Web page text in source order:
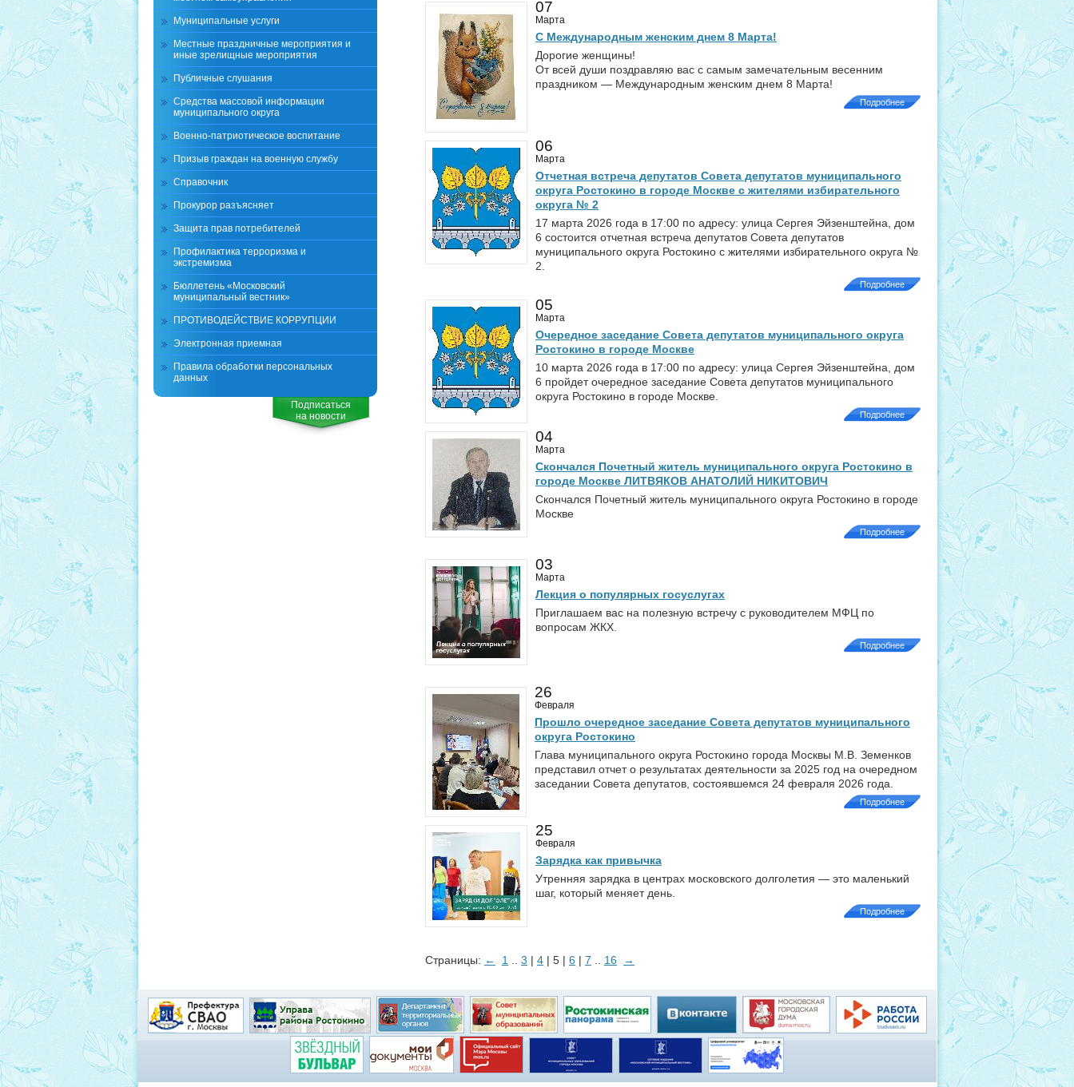
07
Марта
С Международным женским днем 8 Марта!
Дорогие женщины!
От всей души поздравляю вас с самым замечательным весенним
праздником — Международным женским днем 8 Марта!
Подробнее
06
Марта
Отчетная встреча депутатов Совета депутатов муниципального
округа Ростокино в городе Москве с жителями избирательного
округа № 2
17 марта 2026 года в 17:00 по адресу: улица Сергея Эйзенштейна, дом
6 состоится отчетная встреча депутатов Совета депутатов
муниципального округа Ростокино с жителями избирательного округа №
2.
Подробнее
05
Марта
Очередное заседание Совета депутатов муниципального округа
Ростокино в городе Москве
10 марта 2026 года в 17:00 по адресу: улица Сергея Эйзенштейна, дом
6 пройдет очередное заседание Совета депутатов муниципального
округа Ростокино в городе Москве.
Подробнее
04
Марта
Скончался Почетный житель муниципального округа Ростокино в
городе Москве ЛИТВЯКОВ АНАТОЛИЙ НИКИТОВИЧ
Скончался Почетный житель муниципального округа Ростокино в городе
Москве
Подробнее
03
Марта
Лекция о популярных госуслугах
Приглашаем вас на полезную встречу с руководителем МФЦ по
вопросам ЖКХ.
Подробнее
26
Февраля
Прошло очередное заседание Совета депутатов муниципального
округа Ростокино
Глава муниципального округа Ростокино города Москвы М.В. Земенков
представил отчет о результатах деятельности за 2025 год на очередном
заседании Совета депутатов, состоявшемся 24 февраля 2026 года.
Подробнее
25
Февраля
Зарядка как привычка
Утренняя зарядка в центрах московского долголетия — это маленький
шаг, который меняет день.
Подробнее
Страницы: ← 1 3 | 4 | 5 | 6 | 7 16 →
Муниципальные услуги
Местные праздничные мероприятия и
иные зрелищные мероприятия
Публичные слушания
Средства массовой информации
муниципального округа
Военно-патриотическое воспитание
Призыв граждан на военную службу
Справочник
Прокурор разъясняет
Защита прав потребителей
Профилактика терроризма и
экстремизма
Бюллетень «Московский
муниципальный вестник»
ПРОТИВОДЕЙСТВИЕ КОРРУПЦИИ
Электронная приемная
Правила обработки персональных
данных
Подписаться
на новости